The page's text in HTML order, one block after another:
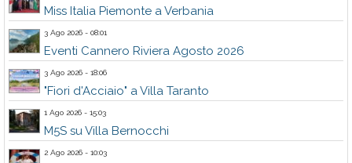
Miss Italia Piemonte a Verbania
3 Ago 2026 - 08:01
Eventi Cannero Riviera Agosto 2026
3 Ago 2026 - 18:06
"Fiori d'Acciaio" a Villa Taranto
1 Ago 2026 - 15:03
M5S su Villa Bernocchi
2 Ago 2026 - 10:03